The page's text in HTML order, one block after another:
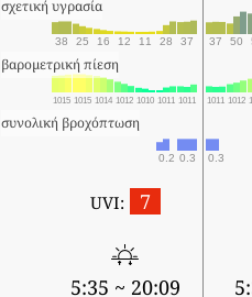
σχετική υγρασία
38 25 16 12 11 28 37 37 50
βαρομετρική πίεση
1015 1015 1014 1012 1010 1011 1011 1011 1012
συνολική βροχόπτωση
0.2 0.3 0.3
UVI: 7
5:35 ~ 20:09